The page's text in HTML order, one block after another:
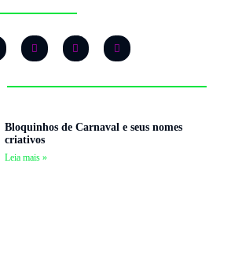
Bloquinhos de Carnaval e seus nomes
criativos
Leia mais »